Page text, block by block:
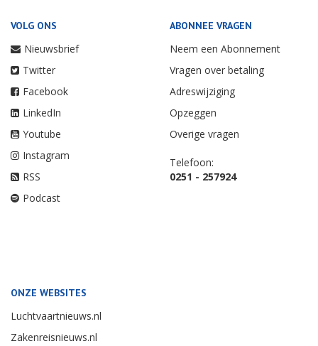
VOLG ONS
Nieuwsbrief
Twitter
Facebook
LinkedIn
Youtube
Instagram
RSS
Podcast
ABONNEE VRAGEN
Neem een Abonnement
Vragen over betaling
Adreswijziging
Opzeggen
Overige vragen
Telefoon:
0251 - 257924
ONZE WEBSITES
Luchtvaartnieuws.nl
Zakenreisnieuws.nl